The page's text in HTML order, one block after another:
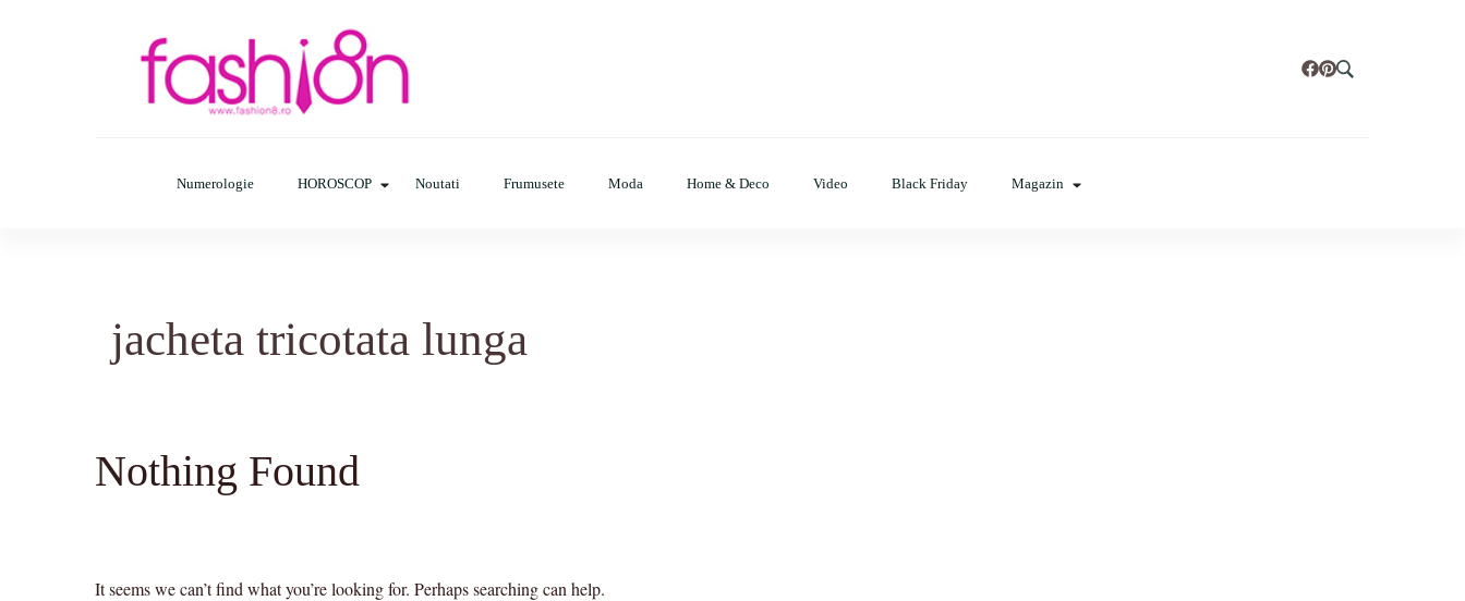
Numerologie HOROSCOP Noutati Frumusete Moda Home & Deco Video Black Friday Magazin
jacheta tricotata lunga
Nothing Found
It seems we can’t find what you’re looking for. Perhaps searching can help.